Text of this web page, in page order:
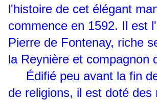
l'histoire de cet élégant
commence en 1592. Il est
Pierre de Fontenay, riche
la Reynière et compagnon
Édifié peu avant la fin
de religions, il est doté des